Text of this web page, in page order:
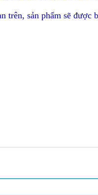
sản phẩm sẽ được